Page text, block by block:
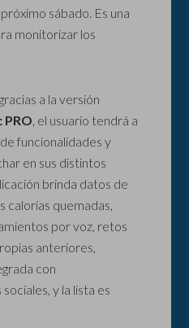
sábado. Es una
monitorizar los
a la versión
PRO, el usuario tendrá a
funcionalidades y
en sus distintos
brinda datos de
calorías quemadas,
por voz, retos
anteriores,
con
y la lista es